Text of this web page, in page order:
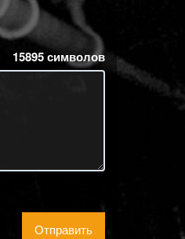
15895символов
Отправить